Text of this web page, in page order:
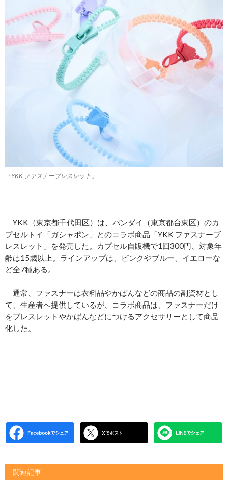
「YKK ファスナーブレスレット」
YKK（東京都千代田区）は、バンダイ（東京都台東区）のカ
プセルトイ「ガシャポン」とのコラボ商品「YKK ファスナーブ
レスレット」を発売した。カプセル自販機で1回300円、対象年
齢は15歳以上。ラインアップは、ピンクやブルー、イエローな
ど全7種ある。
通常、ファスナーは衣料品やかばんなどの商品の副資材とし
て、生産者へ提供しているが、コラボ商品は、ファスナーだけ
をブレスレットやかばんなどにつけるアクセサリーとして商品
化した。
関連記事